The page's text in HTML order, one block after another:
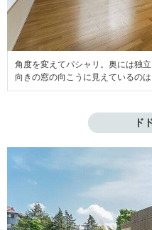
角度を変えてパシャリ。奥には独
向きの窓の向こうに見えているの
ド